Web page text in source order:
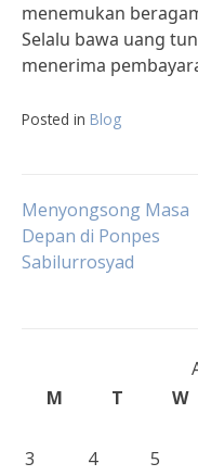
menemukan
Selalu bawa uang
menerima
Posted in Blog
Post
navigation
Menyongsong Masa
Depan di Ponpes
Sabilurrosyad
M
T W
3
4 5